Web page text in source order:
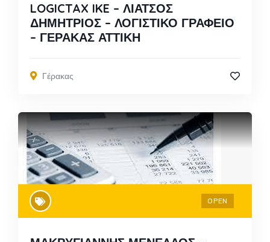
LOGICTAX IKE – ΛΙΑΤΣΟΣ
ΔΗΜΗΤΡΙΟΣ – ΛΟΓΙΣΤΙΚΟ ΓΡΑΦΕΙΟ
– ΓΕΡΑΚΑΣ ΑΤΤΙΚΗ
Γέρακας
OPEN